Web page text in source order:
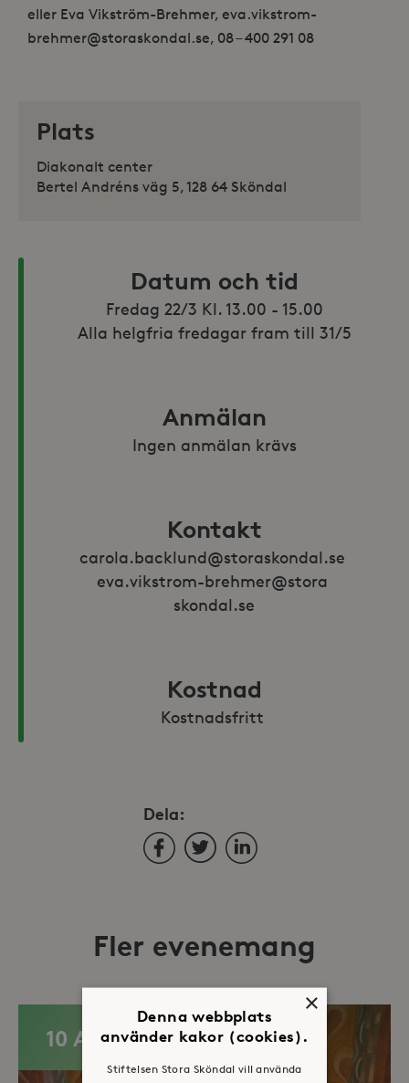
eller Eva Vikström-Brehmer, eva.vikstrom-
brehmer@storaskondal.se, 08 – 400 291 08
Plats
Diakonalt center
Bertel Andréns väg 5, 128 64 Sköndal
Datum och tid
Fredag 22/3 Kl. 13.00 - 15.00
Alla helgfria fredagar fram till 31/5
Anmälan
Ingen anmälan krävs
Kontakt
carola.backlund@storaskondal.se
eva.vikstrom-brehmer@stora
skondal.se
Kostnad
Kostnadsfritt
Dela:
FacebookTwitterLinkedIn
Fler evenemang
10 AUG
×
Denna webbplats
använder kakor (cookies).
Stiftelsen Stora Sköndal vill använda